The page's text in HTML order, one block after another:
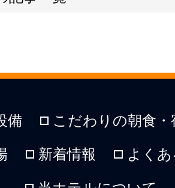
備 こだわりの朝食
新着情報 よく